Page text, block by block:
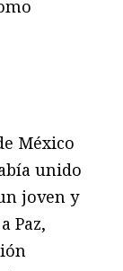
México
unido
joven y
Paz,